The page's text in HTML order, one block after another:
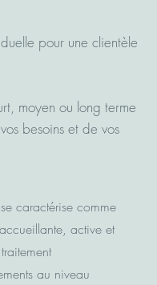
pour une clientèle
moyen ou long terme
besoins et de vos
caractérise comme
active et
au niveau